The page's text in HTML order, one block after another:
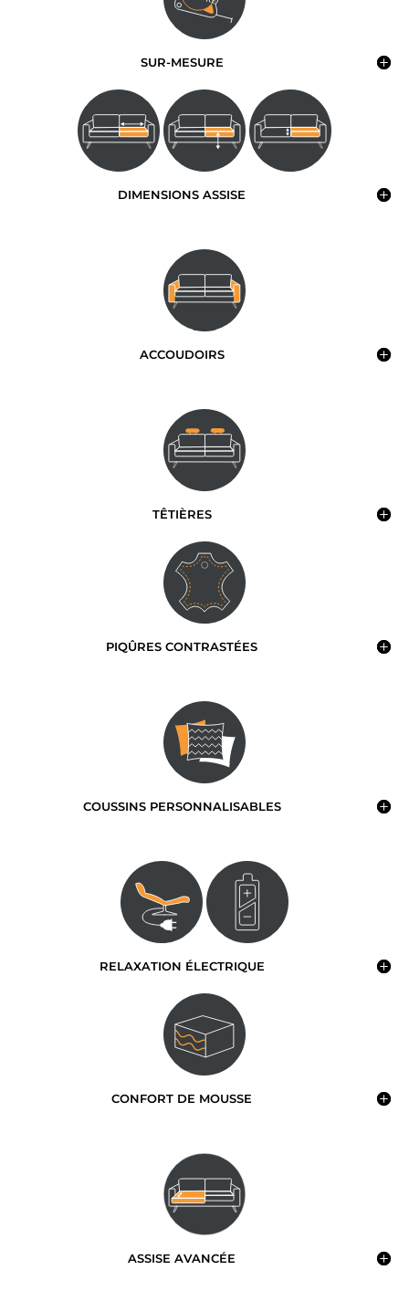
SUR-MESURE
DIMENSIONS ASSISE
ACCOUDOIRS
TÊTIÈRES
PIQÛRES CONTRASTÉES
COUSSINS PERSONNALISABLES
RELAXATION ÉLECTRIQUE
CONFORT DE MOUSSE
ASSISE AVANCÉE